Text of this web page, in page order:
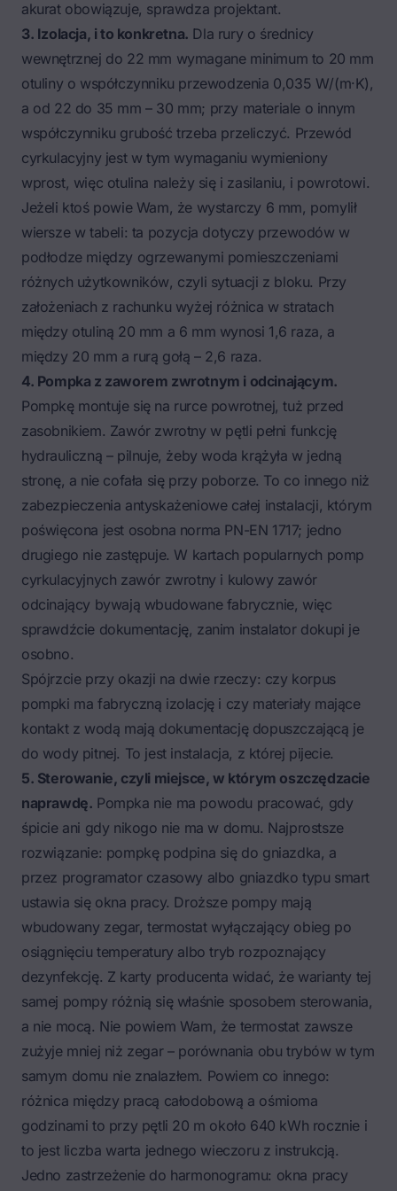
akurat obowiązuje, sprawdza projektant.
3. Izolacja, i to konkretna. Dla rury o średnicy
wewnętrznej do 22 mm wymagane minimum to 20 mm
otuliny o współczynniku przewodzenia 0,035 W/(m·K),
a od 22 do 35 mm – 30 mm; przy materiale o innym
współczynniku grubość trzeba przeliczyć. Przewód
cyrkulacyjny jest w tym wymaganiu wymieniony
wprost, więc otulina należy się i zasilaniu, i powrotowi.
Jeżeli ktoś powie Wam, że wystarczy 6 mm, pomylił
wiersze w tabeli: ta pozycja dotyczy przewodów w
podłodze między ogrzewanymi pomieszczeniami
różnych użytkowników, czyli sytuacji z bloku. Przy
założeniach z rachunku wyżej różnica w stratach
między otuliną 20 mm a 6 mm wynosi 1,6 raza, a
między 20 mm a rurą gołą – 2,6 raza.
4. Pompka z zaworem zwrotnym i odcinającym.
Pompkę montuje się na rurce powrotnej, tuż przed
zasobnikiem. Zawór zwrotny w pętli pełni funkcję
hydrauliczną – pilnuje, żeby woda krążyła w jedną
stronę, a nie cofała się przy poborze. To co innego niż
zabezpieczenia antyskażeniowe całej instalacji, którym
poświęcona jest osobna norma PN-EN 1717; jedno
drugiego nie zastępuje. W kartach popularnych pomp
cyrkulacyjnych zawór zwrotny i kulowy zawór
odcinający bywają wbudowane fabrycznie, więc
sprawdźcie dokumentację, zanim instalator dokupi je
osobno.
Spójrzcie przy okazji na dwie rzeczy: czy korpus
pompki ma fabryczną izolację i czy materiały mające
kontakt z wodą mają dokumentację dopuszczającą je
do wody pitnej. To jest instalacja, z której pijecie.
5. Sterowanie, czyli miejsce, w którym oszczędzacie
naprawdę. Pompka nie ma powodu pracować, gdy
śpicie ani gdy nikogo nie ma w domu. Najprostsze
rozwiązanie: pompkę podpina się do gniazdka, a
przez programator czasowy albo gniazdko typu smart
ustawia się okna pracy. Droższe pompy mają
wbudowany zegar, termostat wyłączający obieg po
osiągnięciu temperatury albo tryb rozpoznający
dezynfekcję. Z karty producenta widać, że warianty tej
samej pompy różnią się właśnie sposobem sterowania,
a nie mocą. Nie powiem Wam, że termostat zawsze
zużyje mniej niż zegar – porównania obu trybów w tym
samym domu nie znalazłem. Powiem co innego:
różnica między pracą całodobową a ośmioma
godzinami to przy pętli 20 m około 640 kWh rocznie i
to jest liczba warta jednego wieczoru z instrukcją.
Jedno zastrzeżenie do harmonogramu: okna pracy